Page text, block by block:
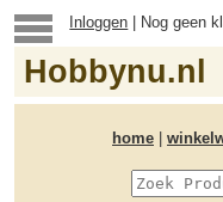
Inloggen | Nog geen
Hobbynu.nl
home